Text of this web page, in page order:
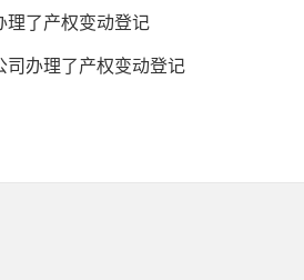
理了产权变动登记
司办理了产权变动登记